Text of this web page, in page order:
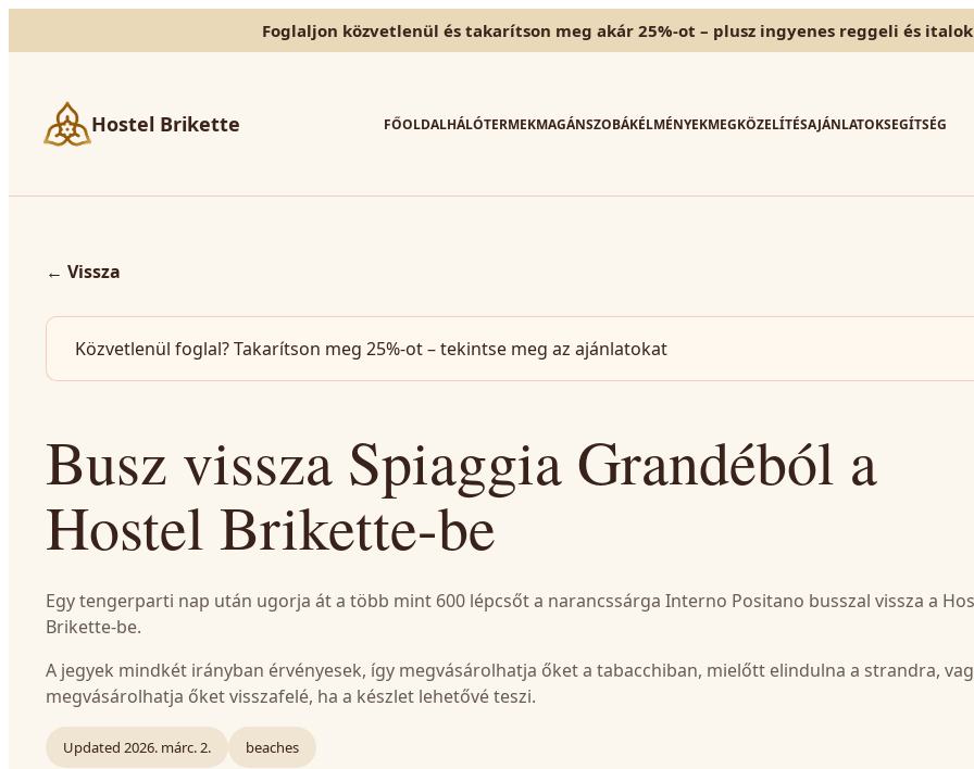
Foglaljon közvetlenül és takarítson meg akár 25%-ot – plusz ingyenes reggeli és
Hostel Brikette FŐOLDALHÁLÓTERMEKMAGÁNSZOBÁKÉLMÉNYEKMEGKÖZELÍTÉSAJÁNLATOKSEGÍTSÉG
← Vissza
Közvetlenül foglal? Takarítson meg 25%-ot – tekintse meg az ajánlatokat
Busz vissza Spiaggia Grandéból a
Hostel Brikette-be
Egy tengerparti nap után ugorja át a több mint 600 lépcsőt a narancssárga Interno Positano busszal vissza a
Brikette-be.
A jegyek mindkét irányban érvényesek, így megvásárolhatja őket a tabacchiban, mielőtt elindulna a strandra,
megvásárolhatja őket visszafelé, ha a készlet lehetővé teszi.
Updated 2026. márc. 2. beaches